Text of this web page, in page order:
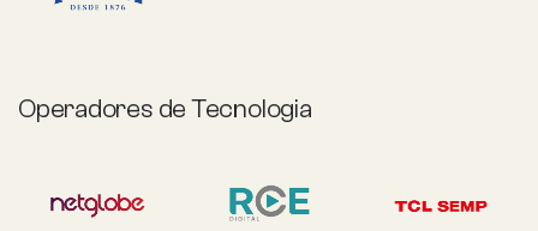
Operadores de Tecnologia